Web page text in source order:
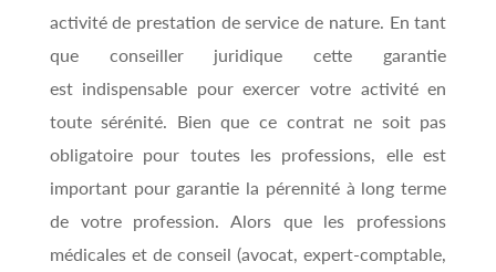
activité de prestation de service de nature. En tant
que conseiller juridique cette garantie
est indispensable pour exercer votre activité en
toute sérénité. Bien que ce contrat ne soit pas
obligatoire pour toutes les professions, elle est
important pour garantie la pérennité à long terme
de votre profession. Alors que les professions
médicales et de conseil (avocat, expert-comptable,